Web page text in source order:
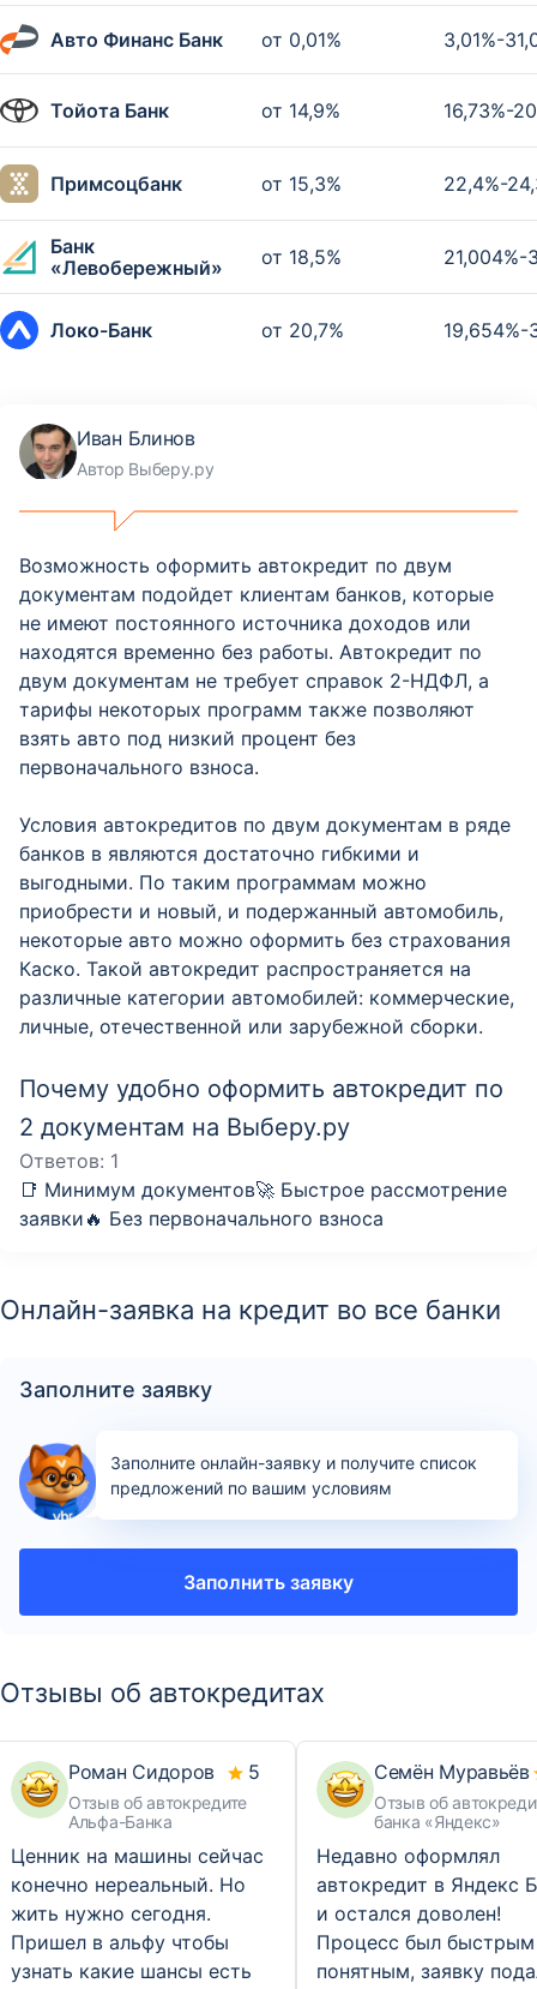
Авто Финанс Банк от 0,01% 3,01%-
Тойота Банк от 14,9% 16,73%-
Примсоцбанк от 15,3% 22,4%-
Банк
«Левобережный»
от 18,5% 21,004%-
Локо-Банк от 20,7% 19,654%-
Иван Блинов
Автор Выберу.ру
Возможность оформить автокредит по двум
документам подойдет клиентам банков, которые
не имеют постоянного источника доходов или
находятся временно без работы. Автокредит по
двум документам не требует справок 2-НДФЛ, а
тарифы некоторых программ также позволяют
взять авто под низкий процент без
первоначального взноса.
Условия автокредитов по двум документам в ряде
банков в являются достаточно гибкими и
выгодными. По таким программам можно
приобрести и новый, и подержанный автомобиль,
некоторые авто можно оформить без страхования
Каско. Такой автокредит распространяется на
различные категории автомобилей: коммерческие,
личные, отечественной или зарубежной сборки.
Почему удобно оформить автокредит по
2 документам на Выберу.ру
Ответов: 1
📑 Минимум документов🚀 Быстрое рассмотрение
заявки🔥 Без первоначального взноса
Онлайн-заявка на кредит во все банки
Заполните заявку
Заполните онлайн-заявку и получите список
предложений по вашим условиям
Заполнить заявку
Отзывы об автокредитах
Роман Сидоров
Отзыв об автокредите
Альфа-Банка
5
Ценник на машины сейчас
конечно нереальный. Но
жить нужно сегодня.
Пришел в альфу чтобы
узнать какие шансы есть
Семён Муравьёв
Отзыв об
банка «Яндекс»
Недавно оформлял
автокредит в Яндекс
и остался доволен!
Процесс был
понятным, заявку